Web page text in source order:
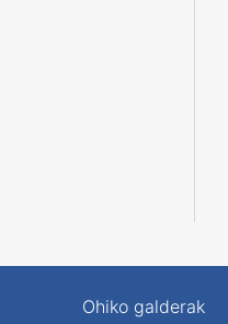
Ohiko galderak